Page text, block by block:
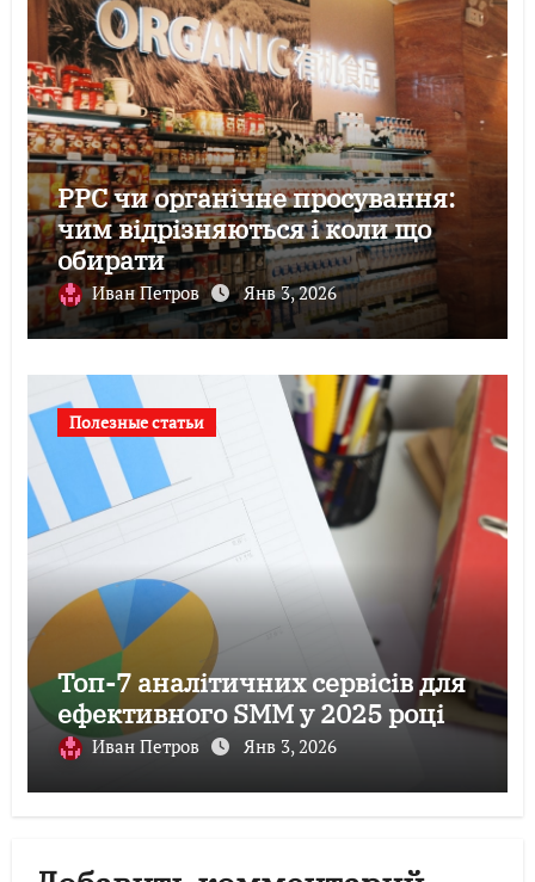
PPC чи органічне просування:
чим відрізняються і коли що
обирати
Иван Петров Янв 3, 2026
Полезные статьи
Топ-7 аналітичних сервісів для
ефективного SMM у 2025 році
Иван Петров Янв 3, 2026